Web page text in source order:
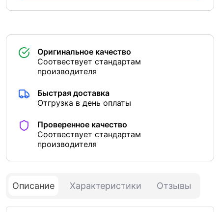
Оригинальное качество
Соотвествует стандартам
производителя
Быстрая доставка
Отгрузка в день оплаты
Проверенное качество
Соотвествует стандартам
производителя
Описание Характеристики Отзывы